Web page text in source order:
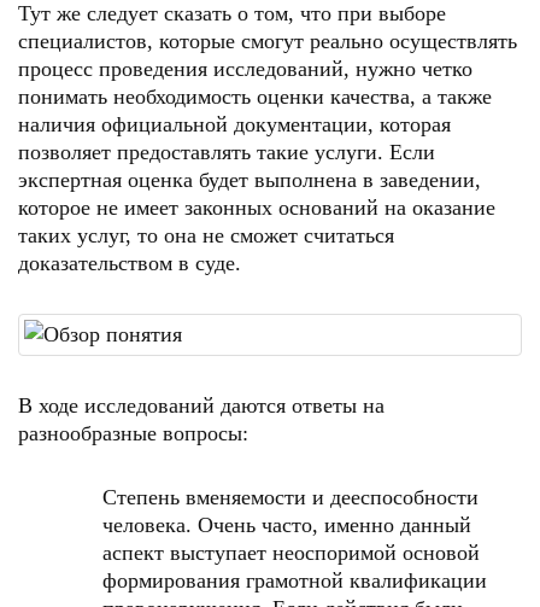
Тут же следует сказать о том, что при выборе
специалистов, которые смогут реально осуществлять
процесс проведения исследований, нужно четко
понимать необходимость оценки качества, а также
наличия официальной документации, которая
позволяет предоставлять такие услуги. Если
экспертная оценка будет выполнена в заведении,
которое не имеет законных оснований на оказание
таких услуг, то она не сможет считаться
доказательством в суде.
В ходе исследований даются ответы на
разнообразные вопросы:
Степень вменяемости и дееспособности
человека. Очень часто, именно данный
аспект выступает неоспоримой основой
формирования грамотной квалификации